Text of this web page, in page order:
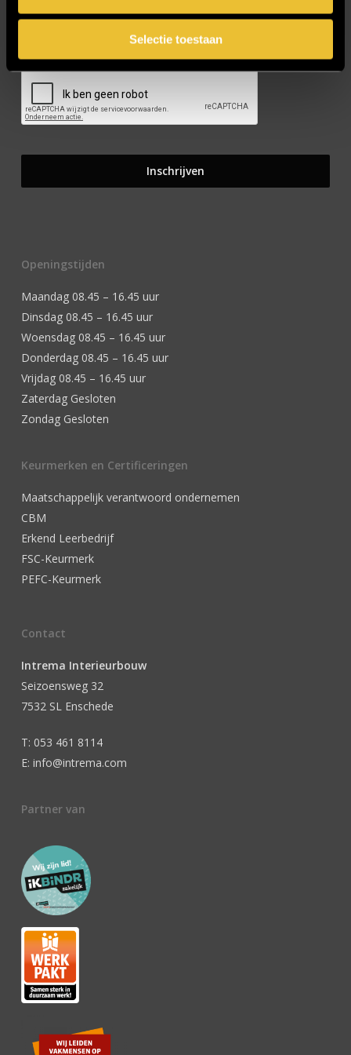
Selectie toestaan
Openingstijden
Maandag 08.45 – 16.45 uur
Dinsdag 08.45 – 16.45 uur
Woensdag 08.45 – 16.45 uur
Donderdag 08.45 – 16.45 uur
Vrijdag 08.45 – 16.45 uur
Zaterdag Gesloten
Zondag Gesloten
Keurmerken en Certificeringen
Maatschappelijk verantwoord ondernemen
CBM
Erkend Leerbedrijf
FSC-Keurmerk
PEFC-Keurmerk
Contact
Intrema Interieurbouw
Seizoensweg 32
7532 SL Enschede
T: 053 461 8114
E: info@intrema.com
Partner van